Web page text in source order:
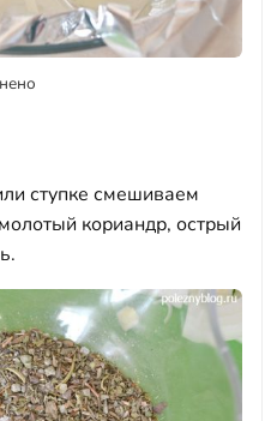
ступке смешиваем
кориандр, острый